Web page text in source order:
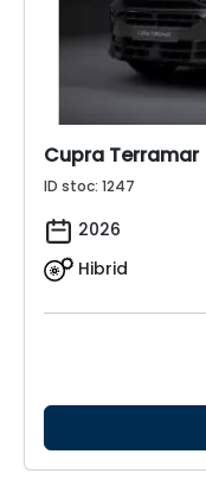
Cupra Terramar
ID stoc: 1247
2026
Hibrid